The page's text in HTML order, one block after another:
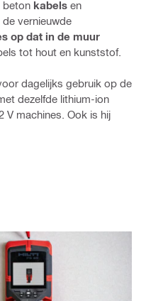
beton kabels en
de vernieuwde
op dat in de muur
tot hout en kunststof.
dagelijks gebruik op de
dezelfde lithium-ion
V machines. Ook is hij